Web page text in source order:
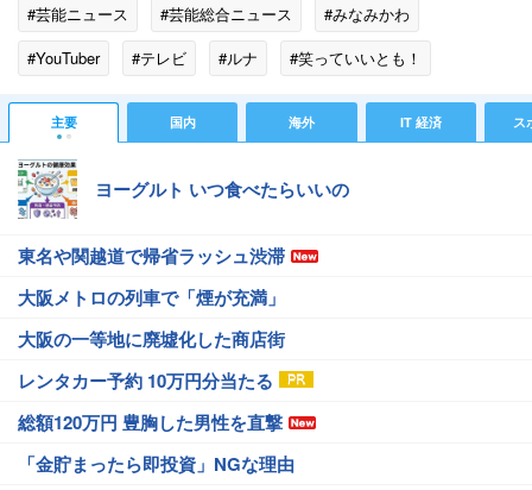
#芸能ニュース #芸能総合ニュース
#みなみかわ
#YouTuber
#テレビ #ルナ
#笑っていいとも！
#西野亮廣
#岡村隆史 #梶原雄太
#YouTube
#キングコング
#矢部浩之 #ナインティナイン
#タモリ
#ニッポン放送
#フジテレビ
主要 国内 海外 IT 経済 ス
ヨーグルト いつ食べたらいいの
東名や関越道で帰省ラッシュ渋滞
大阪メトロの列車で「煙が充満」
大阪の一等地に廃墟化した商店街
レンタカー予約 10万円分当たる
総額120万円 豊胸した男性を直撃
「金貯まったら即投資」NGな理由